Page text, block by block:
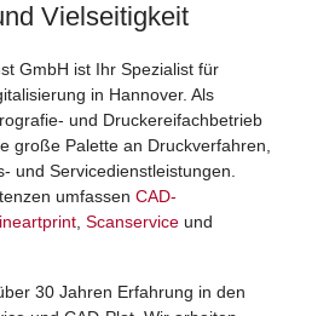
Vielseitigkeit
GmbH ist Ihr Spezialist für
in Hannover. Als
und Druckereifachbetrieb
große Palette an Druckverfahren,
und Servicedienstleistungen.
umfassen CAD-
Scanservice und
30 Jahren Erfahrung in den